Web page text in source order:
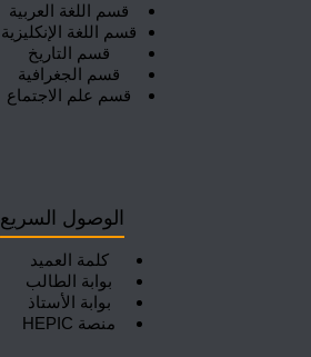
قسم اللغة العربية
قسم اللغة الإنكليزية
قسم التاريخ
قسم الجغرافية
قسم علم الاجتماع
الوصول السريع
كلمة العميد
بوابة الطالب
بوابة الأستاذ
منصة HEPIC